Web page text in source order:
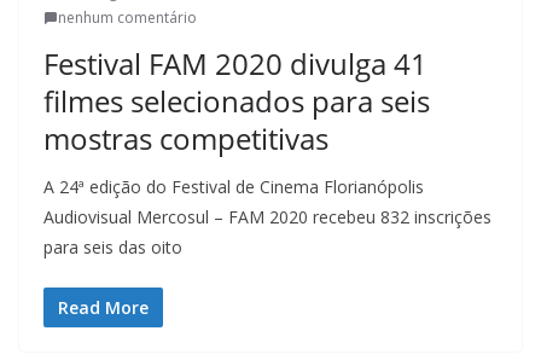
a
u
m
nenhum comentário
Festival FAM 2020 divulga 41
filmes selecionados para seis
mostras competitivas
A 24ª edição do Festival de Cinema Florianópolis
Audiovisual Mercosul – FAM 2020 recebeu 832 inscrições
para seis das oito
Read More